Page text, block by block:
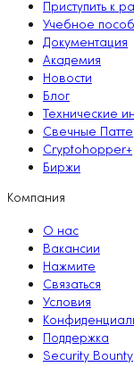
Приступить к
Учебное
Документация
Академия
Новости
Блог
Технические
Свечные
Cryptohopper+
Биржи
Компания
О нас
Вакансии
Нажмите
Связаться
Условия
Поддержка
Security Bounty